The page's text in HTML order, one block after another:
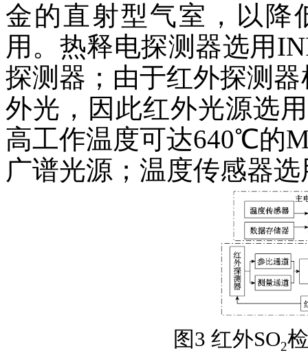
金的直射型气室，以降
用。热释电探测器选用
探测器；由于红外探测
外光，因此红外光源选
高工作温度可达640℃的
广谱光源；温度传感器选
图3 红外SO2